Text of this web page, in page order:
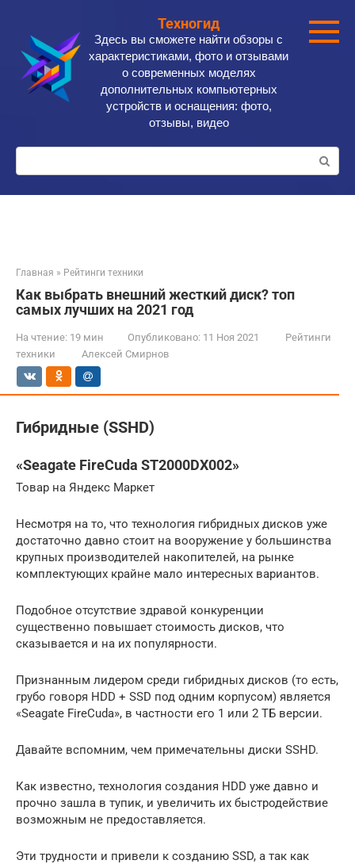
контенту
Техногид
Здесь вы сможете найти обзоры с
характеристиками, фото и отзывами
о современных моделях
дополнительных компьютерных
устройств и оснащения: фото,
отзывы, видео
Поиск:
Главная » Рейтинги техники
Как выбрать внешний жесткий диск? топ
самых лучших на 2021 год
На чтение: 19 мин Опубликовано: 11 Ноя 2021
Рейтинги
техники
Алексей Смирнов
Гибридные (SSHD)
«Seagate FireCuda ST2000DX002»
Товар на Яндекс Маркет
Несмотря на то, что технология гибридных дисков уже
достаточно давно стоит на вооружение у большинства
крупных производителей накопителей, на рынке
комплектующих крайне мало интересных вариантов.
Подобное отсутствие здравой конкуренции
существенно повышает стоимость дисков, что
сказывается и на их популярности.
Признанным лидером среди гибридных дисков (то есть,
грубо говоря HDD + SSD под одним корпусом) является
«Seagate FireCuda», в частности его 1 или 2 ТБ версии.
Давайте вспомним, чем примечательны диски SSHD.
Как известно, технология создания HDD уже давно и
прочно зашла в тупик, и увеличить их быстродействие
возможным не предоставляется.
Эти трудности и привели к созданию SSD, а так как